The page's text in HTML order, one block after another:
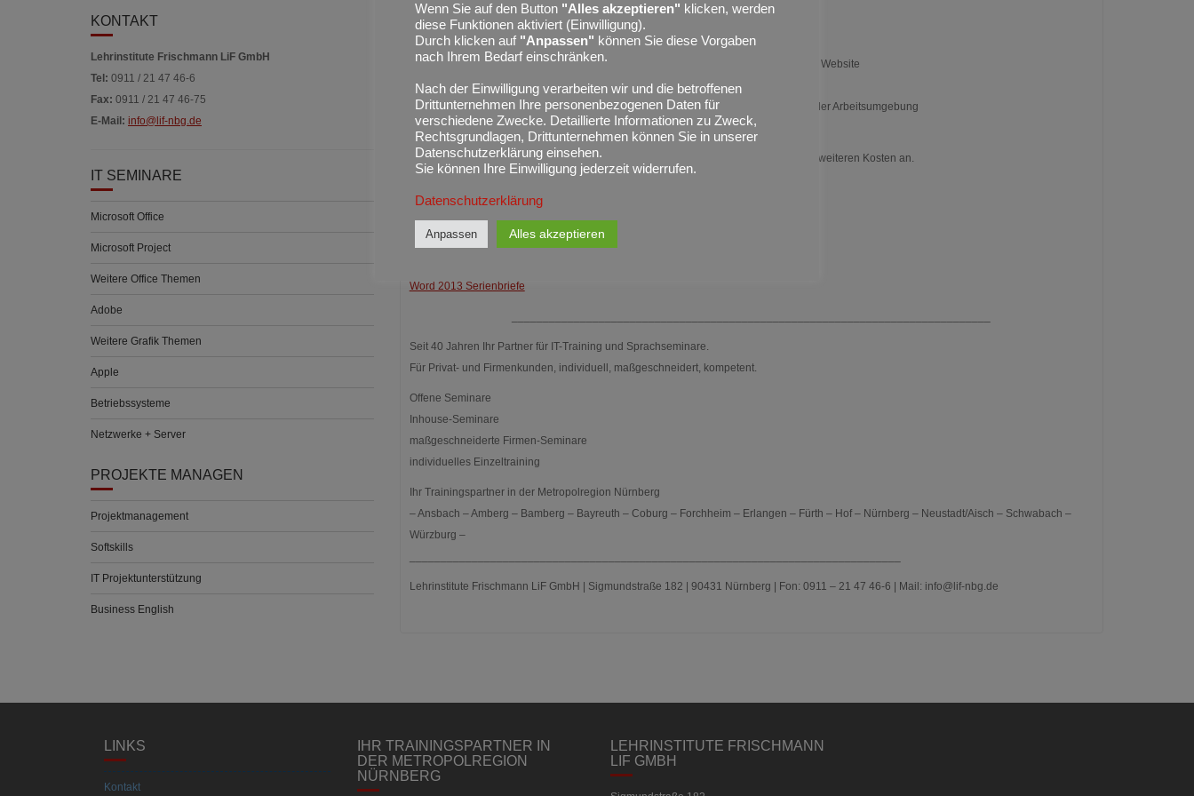
Unsere Word 2013 Seminare und Word 2013 Schulungen können Sie buchen als
● Offenes Standardseminar– Anmeldung für jedermann frei, Inhalte gemäß unserer Website
●Firmenseminar– Inhalte und Termine werden in Absprache mit Ihnen festgelegt
●Inhouse Schulung– unsere Dozenten kommen zu Ihnen, Problemlösung direkt in der Arbeitsumgebung
●Einzeltraining– Individuell und zeitnah
Für Inhouse Schulungen im Großraum Nürnberg, Fürth, Erlangen fallen für Sie keine weiteren Kosten an.
WORD 2013 – SEMINAR ÜBERBLICK
Word 2013 Serienbriefe
Seit 40 Jahren Ihr Partner für IT-Training und Sprachseminare.
Für Privat- und Firmenkunden, individuell, maßgeschneidert, kompetent.
Offene Seminare
Inhouse-Seminare
maßgeschneiderte Firmen-Seminare
individuelles Einzeltraining
Ihr Trainingspartner in der Metropolregion Nürnberg
– Ansbach – Amberg – Bamberg – Bayreuth – Coburg – Forchheim – Erlangen – Fürth – Hof – Nürnberg – Neustadt/Aisch – Schwabach –
Würzburg –
Lehrinstitute Frischmann LiF GmbH | Sigmundstraße 182 | 90431 Nürnberg | Fon: 0911 – 21 47 46-6 | Mail: info@lif-nbg.de
KONTAKT
Lehrinstitute Frischmann LiF GmbH
Tel: 0911 / 21 47 46-6
Fax: 0911 / 21 47 46-75
E-Mail: info@lif-nbg.de
IT SEMINARE
Microsoft Office
Microsoft Project
Weitere Office Themen
Adobe
Weitere Grafik Themen
Apple
Betriebssysteme
Netzwerke + Server
PROJEKTE MANAGEN
Projektmanagement
Softskills
IT Projektunterstützung
Business English
LINKS
Kontakt
IHR TRAININGSPARTNER IN
DER METROPOLREGION
NÜRNBERG
LEHRINSTITUTE FRISCHMANN
LIF GMBH
Wenn Sie auf den Button "Alles akzeptieren" klicken, werden
diese Funktionen aktiviert (Einwilligung).
Durch klicken auf "Anpassen" können Sie diese Vorgaben
nach Ihrem Bedarf einschränken.
Nach der Einwilligung verarbeiten wir und die betroffenen
Drittunternehmen Ihre personenbezogenen Daten für
verschiedene Zwecke. Detaillierte Informationen zu Zweck,
Rechtsgrundlagen, Drittunternehmen können Sie in unserer
Datenschutzerklärung einsehen.
Sie können Ihre Einwilligung jederzeit widerrufen.
Datenschutzerklärung
Anpassen Alles akzeptieren